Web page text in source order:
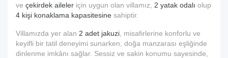
ve çekirdek aileler için uygun olan villamız, 2 yatak odalı olup
4 kişi konaklama kapasitesine sahiptir.
Villamızda yer alan 2 adet jakuzi , misafirlerine konforlu ve
keyifli bir tatil deneyimi sunarken, doğa manzarası eşliğinde
dinlenme imkânı sağlar. Sessiz ve sakin konumu sayesinde,